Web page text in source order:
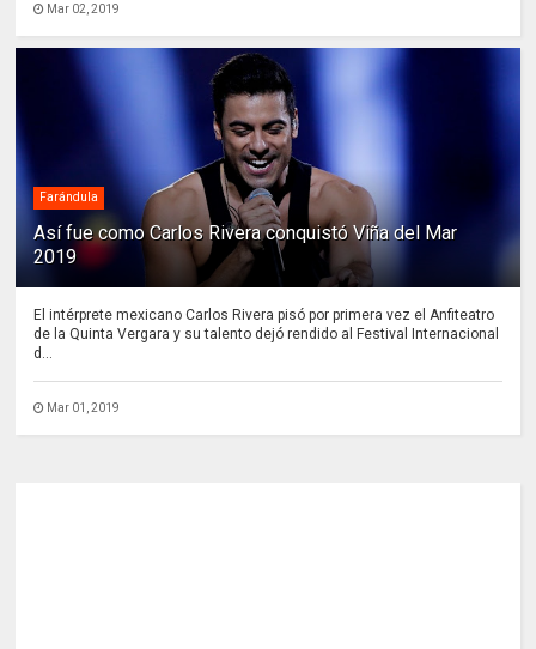
Mar 02, 2019
Farándula
Así fue como Carlos Rivera conquistó Viña del Mar
2019
El intérprete mexicano Carlos Rivera pisó por primera vez el Anfiteatro
de la Quinta Vergara y su talento dejó rendido al Festival Internacional
d...
Mar 01, 2019